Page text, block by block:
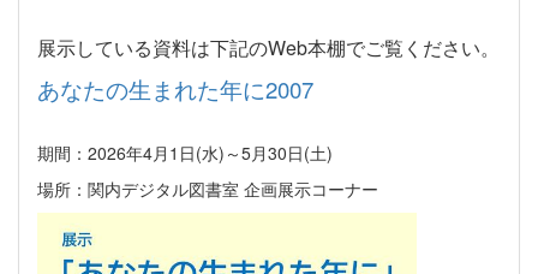
展示している資料は下記のWeb本棚でご覧ください。
あなたの生まれた年に2007
期間：2026年4月1日(水)～5月30日(土)
場所：関内デジタル図書室 企画展示コーナー